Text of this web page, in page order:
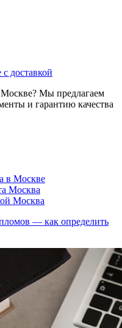
доставкой
Мы предлагаем
и гарантию качества
в Москве
Москва
Москва
— как определить